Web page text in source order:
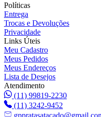
Políticas
Entrega
Trocas e Devoluções
Privacidade
Links Úteis
Meu Cadastro
Meus Pedidos
Meus Endereços
Lista de Desejos
Atendimento
(11) 99819-2230
(11) 3242-9452